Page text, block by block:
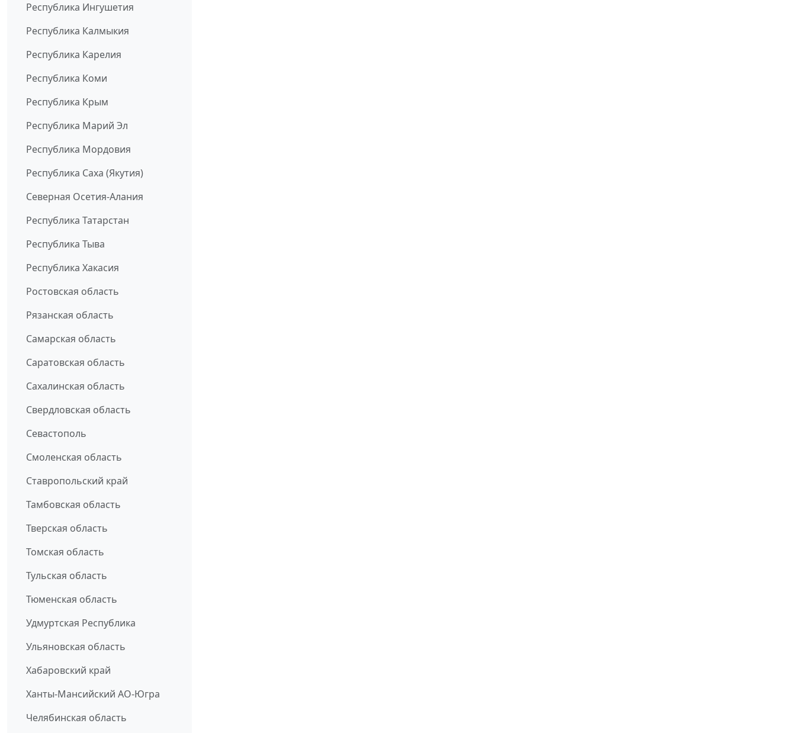
Республика Ингушетия
Республика Калмыкия
Республика Карелия
Республика Коми
Республика Крым
Республика Марий Эл
Республика Мордовия
Республика Саха (Якутия)
Северная Осетия-Алания
Республика Татарстан
Республика Тыва
Республика Хакасия
Ростовская область
Рязанская область
Самарская область
Саратовская область
Сахалинская область
Свердловская область
Севастополь
Смоленская область
Ставропольский край
Тамбовская область
Тверская область
Томская область
Тульская область
Тюменская область
Удмуртская Республика
Ульяновская область
Хабаровский край
Ханты-Мансийский АО-Югра
Челябинская область